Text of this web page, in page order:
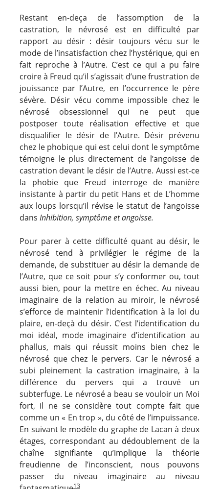
Restant en-deça de l’assomption de la
castration, le névrosé est en difficulté par
rapport au désir : désir toujours vécu sur le
mode de l’insatisfaction chez l’hystérique, qui en
fait reproche à l’Autre. C’est ce qui a pu faire
croire à Freud qu’il s’agissait d’une frustration de
jouissance par l’Autre, en l’occurrence le père
sévère. Désir vécu comme impossible chez le
névrosé obsessionnel qui ne peut que
postposer toute réalisation effective et que
disqualifier le désir de l’Autre. Désir prévenu
chez le phobique qui est celui dont le symptôme
témoigne le plus directement de l’angoisse de
castration devant le désir de l’Autre. Aussi est-ce
la phobie que Freud interroge de manière
insistante à partir du petit Hans et de L’homme
aux loups lorsqu’il révise le statut de l’angoisse
dans Inhibition, symptôme et angoisse.
Pour parer à cette difficulté quant au désir, le
névrosé tend à privilégier le régime de la
demande, de substituer au désir la demande de
l’Autre, que ce soit pour s’y conformer ou, tout
aussi bien, pour la mettre en échec. Au niveau
imaginaire de la relation au miroir, le névrosé
s’efforce de maintenir l’identification à la loi du
plaire, en-deçà du désir. C’est l’identification du
moi idéal, mode imaginaire d’identification au
phallus, mais qui réussit moins bien chez le
névrosé que chez le pervers. Car le névrosé a
subi pleinement la castration imaginaire, à la
différence du pervers qui a trouvé un
subterfuge. Le névrosé a beau se vouloir un Moi
fort, il ne se considère tout compte fait que
comme un « En trop », du côté de l’impuissance.
En suivant le modèle du graphe de Lacan à deux
étages, correspondant au dédoublement de la
chaîne signifiante qu’implique la théorie
freudienne de l’inconscient, nous pouvons
passer du niveau imaginaire au niveau
13